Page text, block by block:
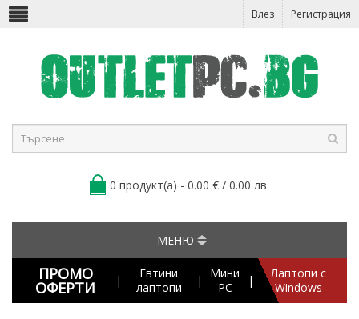
Влез Регистрация
0 продукт(а) - 0.00 € / 0.00 лв.
МЕНЮ
ПРОМО
ОФЕРТИ |
Евтини
лаптопи
|
Мини
PC
|
Лаптопи с
Windows